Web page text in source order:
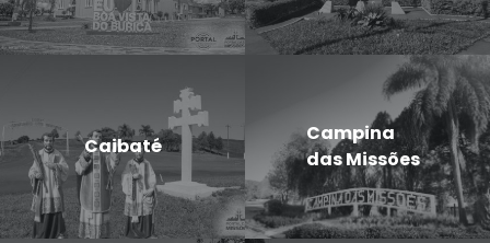
Caibaté
Campina
das Missões